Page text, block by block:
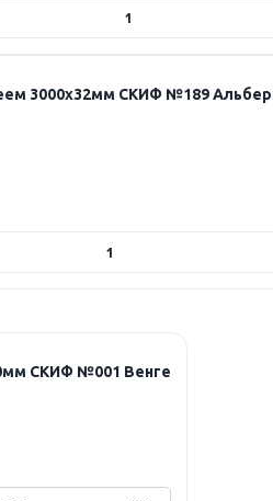
3000х32мм СКИФ №189
СКИФ №001 Венге